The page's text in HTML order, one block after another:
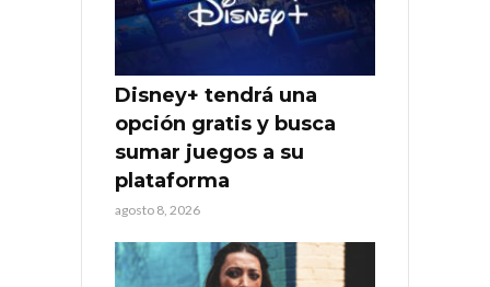
Disney+ tendrá una
opción gratis y busca
sumar juegos a su
plataforma
agosto 8, 2026